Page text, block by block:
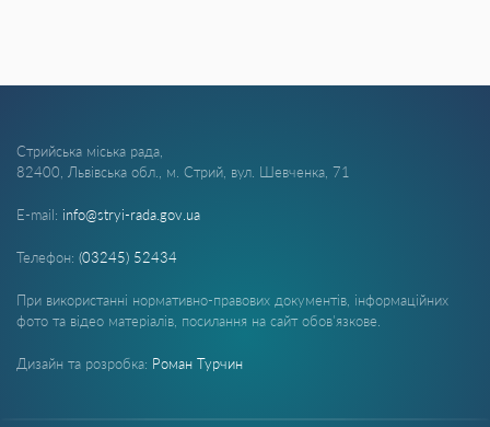
Стрийська міська рада,
82400, Львівська обл., м. Стрий, вул. Шевченка, 71
E-mail: info@stryi-rada.gov.ua
Телефон: (03245) 52434
При використанні нормативно-правових документів, інформаційних
фото та відео матеріалів, посилання на сайт обов'язкове.
Дизайн та розробка: Роман Турчин